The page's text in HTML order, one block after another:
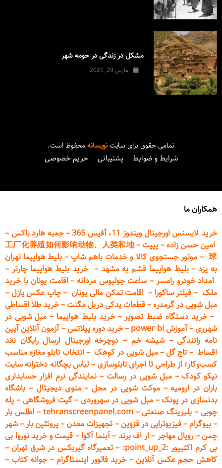
مشکل در زندگی در حومه شهر
مارس 29, 2025
تمامی حقوق برای سایتنویسانهمحفوظ است.
شرایط و ضوابط پشتیبانی حریم خصوصی
همکاران ما
خرید لایسنس اورجینال ویندوز 11، آفیس 365
–جعبه هارد باکس –
امین حسن زاده– پیپت–
工厂化养殖如何影响动物、人类和地
球
– موتور جستجوی کالا و خدمات باهم شاپ– بلیط هواپیما تهران
به یزد–بلیط هواپیما قشم به مشهد –خرید بلیط هواپیما چارتر –
امداد خودرو رامسر– ساعت جولیوس مردانه–اقامت یونان با خرید
ملک – فیلتر ساکورا – اقامت تمکن مالی یونان –چاپ عکس پازل –
مبل شویی در گرمدره–قطعاتیدکی دریل مگنت–خرید طلا اقساطی
–خرید دستگاه ضبط تصویر–خرید بلیط هواپیما –مبل شویی در
شهرری–آموزش power bi –خرید دورهپیلاتس–آزمون آنلاین آیین
نامه رانندگی– شیشه خم – دوچرخه اورجینال ارسال رایگان نقد
اقساط – تاج گل–مبل شویی در کوهک–انتخاب تابلو مغازه مناسب
کسب‌وکار؛ از طراحی تا اجرای تابلوسازی– لباس بچگانه دخترانه سایت
نیکو کودک – مبل شویی در رسالت – نمایندگی نرم افزار حسابداری
باران در ارومیه–موکت شویی در محل–منوی دیجیتال – باشگاه
بدنسازی در پونک–مبل شویی در سهروردی–گیت فروشگاهی – پله
چوبی – بلبرینگ صنعتی–
tehranscreenpanel.com
–اطلس بار
–بیوگرام–فیزیوتراپی در قزوین– تجهیزات معدن–پروتئین بار–شهر
چمن– رویال مهاجر –ار اف برند –آبنما آکوا – قیمت و خرید نوروا بی
بی کرم اکتیپور :point_up_2:
– تعمیرگاه گیربکس در شرق تهران–
کاهش حجم عکس آنلاین–خرید فالوور اینستاگرام–جوانه کتاب –